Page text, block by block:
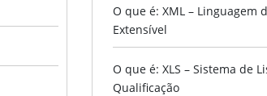
O que é: XML – Linguagem
Extensível
O que é: XLS – Sistema de
Qualificação